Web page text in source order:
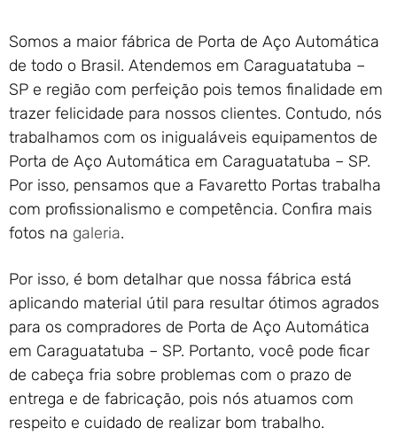
Portão de Garagem de
Enrolar em Nova Iguaçu – RJ
Portão de Garagem de
Enrolar em Nova Friburgo –
RJ
Somos a maior fábrica de Porta de Aço Automática
de todo o Brasil. Atendemos em Caraguatatuba –
SP e região com perfeição pois temos finalidade em
trazer felicidade para nossos clientes. Contudo, nós
trabalhamos com os inigualáveis equipamentos de
Porta de Aço Automática em Caraguatatuba – SP.
Por isso, pensamos que a Favaretto Portas trabalha
com profissionalismo e competência. Confira mais
fotos na galeria.
Por isso, é bom detalhar que nossa fábrica está
aplicando material útil para resultar ótimos agrados
para os compradores de Porta de Aço Automática
em Caraguatatuba – SP. Portanto, você pode ficar
de cabeça fria sobre problemas com o prazo de
entrega e de fabricação, pois nós atuamos com
respeito e cuidado de realizar bom trabalho.